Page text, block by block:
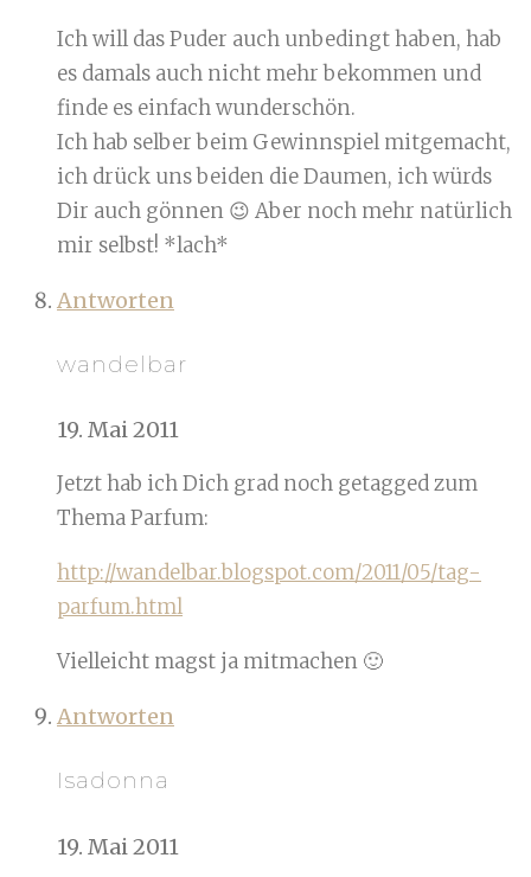
Ich will das Puder auch unbedingt haben, hab
es damals auch nicht mehr bekommen und
finde es einfach wunderschön.
Ich hab selber beim Gewinnspiel mitgemacht,
ich drück uns beiden die Daumen, ich würds
Dir auch gönnen 😉 Aber noch mehr natürlich
mir selbst! *lach*
Antworten
wandelbar
19. Mai 2011
Jetzt hab ich Dich grad noch getagged zum
Thema Parfum:
http://wandelbar.blogspot.com/2011/05/tag-
parfum.html
Vielleicht magst ja mitmachen 🙂
Antworten
Isadonna
19. Mai 2011